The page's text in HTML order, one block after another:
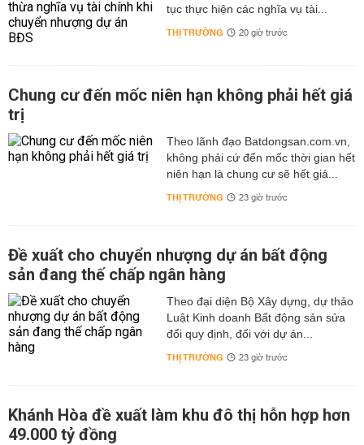
tục thực hiện các nghĩa vụ tài...
THỊ TRƯỜNG 20 giờ trước
Chung cư đến mốc niên hạn không phải hết giá
trị
Theo lãnh đạo Batdongsan.com.vn,
không phải cứ đến mốc thời gian hết
niên hạn là chung cư sẽ hết giá...
THỊ TRƯỜNG 23 giờ trước
Đề xuất cho chuyển nhượng dự án bất động
sản đang thế chấp ngân hàng
Theo đại diện Bộ Xây dựng, dự thảo
Luật Kinh doanh Bất động sản sửa
đổi quy định, đối với dự án...
THỊ TRƯỜNG 23 giờ trước
Khánh Hòa đề xuất làm khu đô thị hỗn hợp hơn
49.000 tỷ đồng